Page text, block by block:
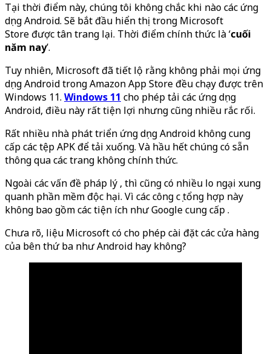
Tại thời điểm này, chúng tôi không chắc khi nào các ứng
dụng Android. Sẽ bắt đầu hiển thị trong Microsoft
Store được tân trang lại. Thời điểm chính thức là ‘cuối
năm nay’.
Tuy nhiên, Microsoft đã tiết lộ rằng không phải mọi ứng
dụng Android trong Amazon App Store đều chạy được trên
Windows 11. Windows 11 cho phép tải các ứng dụng
Android, điều này rất tiện lợi nhưng cũng nhiều rắc rối.
Rất nhiều nhà phát triển ứng dụng Android không cung
cấp các tệp APK để tải xuống. Và hầu hết chúng có sẵn
thông qua các trang không chính thức.
Ngoài các vấn đề pháp lý , thì cũng có nhiều lo ngại xung
quanh phần mềm độc hại. Vì các công cụ tổng hợp này
không bao gồm các tiện ích như Google cung cấp .
Chưa rõ, liệu Microsoft có cho phép cài đặt các cửa hàng
của bên thứ ba như Android hay không?